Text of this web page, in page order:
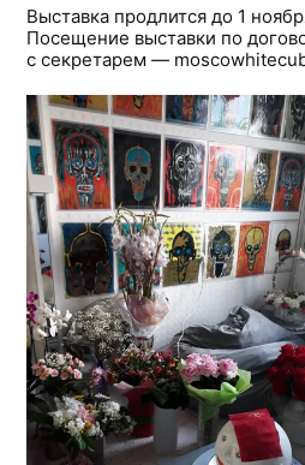
Выставка продлится до 1
Посещение выставки по
с секретарем —